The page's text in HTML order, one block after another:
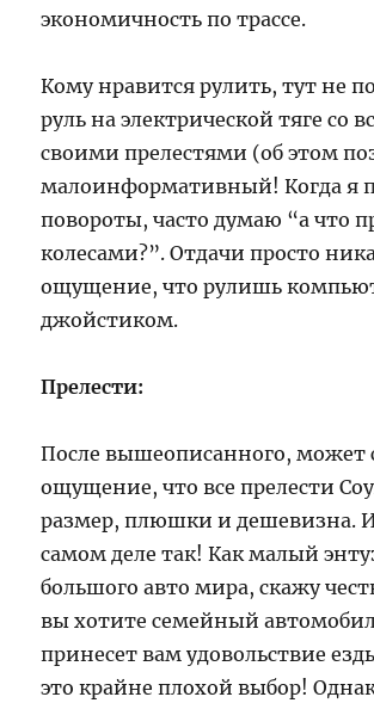
экономичность по трассе.
Кому нравится рулить, тут не
руль на электрической тяге со
своими прелестями (об этом
малоинформативный! Когда я
повороты, часто думаю “а что
колесами?”. Отдачи просто
ощущение, что рулишь
джойстиком.
Прелести:
После вышеописанного, может
ощущение, что все прелести
размер, плюшки и дешевизна.
самом деле так! Как малый
большого авто мира, скажу
вы хотите семейный
принесет вам удовольствие
это крайне плохой выбор!